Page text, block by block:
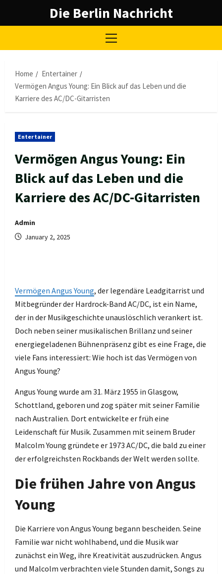
Die Berlin Nachricht
Primary
Home
Entertainer
Vermögen Angus Young: Ein Blick auf das Leben und die
Karriere des AC/DC-Gitarristen
Entertainer
Vermögen Angus Young: Ein
Blick auf das Leben und die
Karriere des AC/DC-Gitarristen
Admin
January 2, 2025
Vermögen Angus Young, der legendäre Leadgitarrist und
Mitbegründer der Hardrock-Band AC/DC, ist ein Name,
der in der Musikgeschichte unauslöschlich verankert ist.
Doch neben seiner musikalischen Brillanz und seiner
energiegeladenen Bühnenpräsenz gibt es eine Frage, die
viele Fans interessiert: Wie hoch ist das Vermögen von
Angus Young?
Angus Young wurde am 31. März 1955 in Glasgow,
Schottland, geboren und zog später mit seiner Familie
nach Australien. Dort entwickelte er früh eine
Leidenschaft für Musik. Zusammen mit seinem Bruder
Malcolm Young gründete er 1973 AC/DC, die bald zu einer
der erfolgreichsten Rockbands der Welt werden sollte.
Die frühen Jahre von Angus
Young
Die Karriere von Angus Young begann bescheiden. Seine
Familie war nicht wohlhabend, und die Musik war
zunächst ein Weg, ihre Kreativität auszudrücken. Angus
und Malcolm verbrachten viele Stunden damit, Songs zu